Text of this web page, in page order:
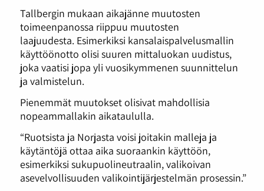
Tallbergin mukaan aikajänne muutosten
toimeenpanossa riippuu muutosten
laajuudesta. Esimerkiksi kansalaispalvelusmallin
käyttöönotto olisi suuren mittaluokan uudistus,
joka vaatisi jopa yli vuosikymmenen suunnittelun
ja valmistelun.
Pienemmät muutokset olisivat mahdollisia
nopeammallakin aikataululla.
“Ruotsista ja Norjasta voisi joitakin malleja ja
käytäntöjä ottaa aika suoraankin käyttöön,
esimerkiksi sukupuolineutraalin, valikoivan
asevelvollisuuden valikointijärjestelmän prosessin.”